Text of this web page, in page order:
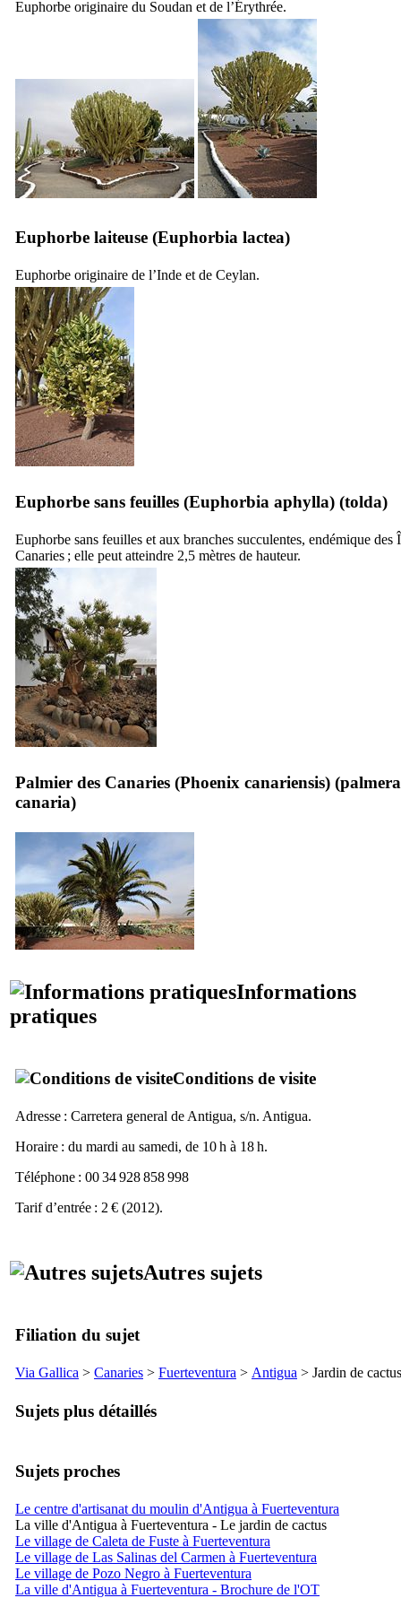
Euphorbe originaire du Soudan et de l’Érythrée.
Euphorbe laiteuse (Euphorbia lactea)
Euphorbe originaire de l’Inde et de Ceylan.
Euphorbe sans feuilles (Euphorbia aphylla) (tolda)
Euphorbe sans feuilles et aux branches succulentes, endémique des
Canaries ; elle peut atteindre 2,5 mètres de hauteur.
Palmier des Canaries (Phoenix canariensis) (palmera
canaria)
Informations
pratiques
Conditions de visite
Adresse : Carretera general de Antigua, s/n. Antigua.
Horaire : du mardi au samedi, de 10 h à 18 h.
Téléphone : 00 34 928 858 998
Tarif d’entrée : 2 € (2012).
Autres sujets
Filiation du sujet
Via Gallica > Canaries > Fuerteventura > Antigua > Jardin de cactus
Sujets plus détaillés
Sujets proches
Le centre d'artisanat du moulin d'Antigua à Fuerteventura
La ville d'Antigua à Fuerteventura - Le jardin de cactus
Le village de Caleta de Fuste à Fuerteventura
Le village de Las Salinas del Carmen à Fuerteventura
Le village de Pozo Negro à Fuerteventura
La ville d'Antigua à Fuerteventura - Brochure de l'OT